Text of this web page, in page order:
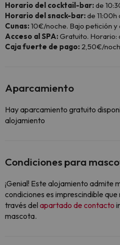
Horario del cocktail-bar:de
Horario del snack-bar:de
Cunas:10€/noche. Bajo petición y
Acceso al SPA:Gratuito. Horario:
Caja fuerte de pago: 2,50€/
Aparcamiento
Hay aparcamiento gratuito
alojamiento
Condiciones para
¡Genial! Este alojamiento admite
condiciones es imprescindible
través del apartado de contacto
mascota.